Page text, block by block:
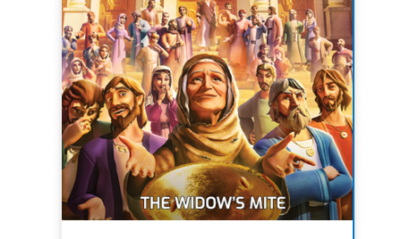
الدراسية